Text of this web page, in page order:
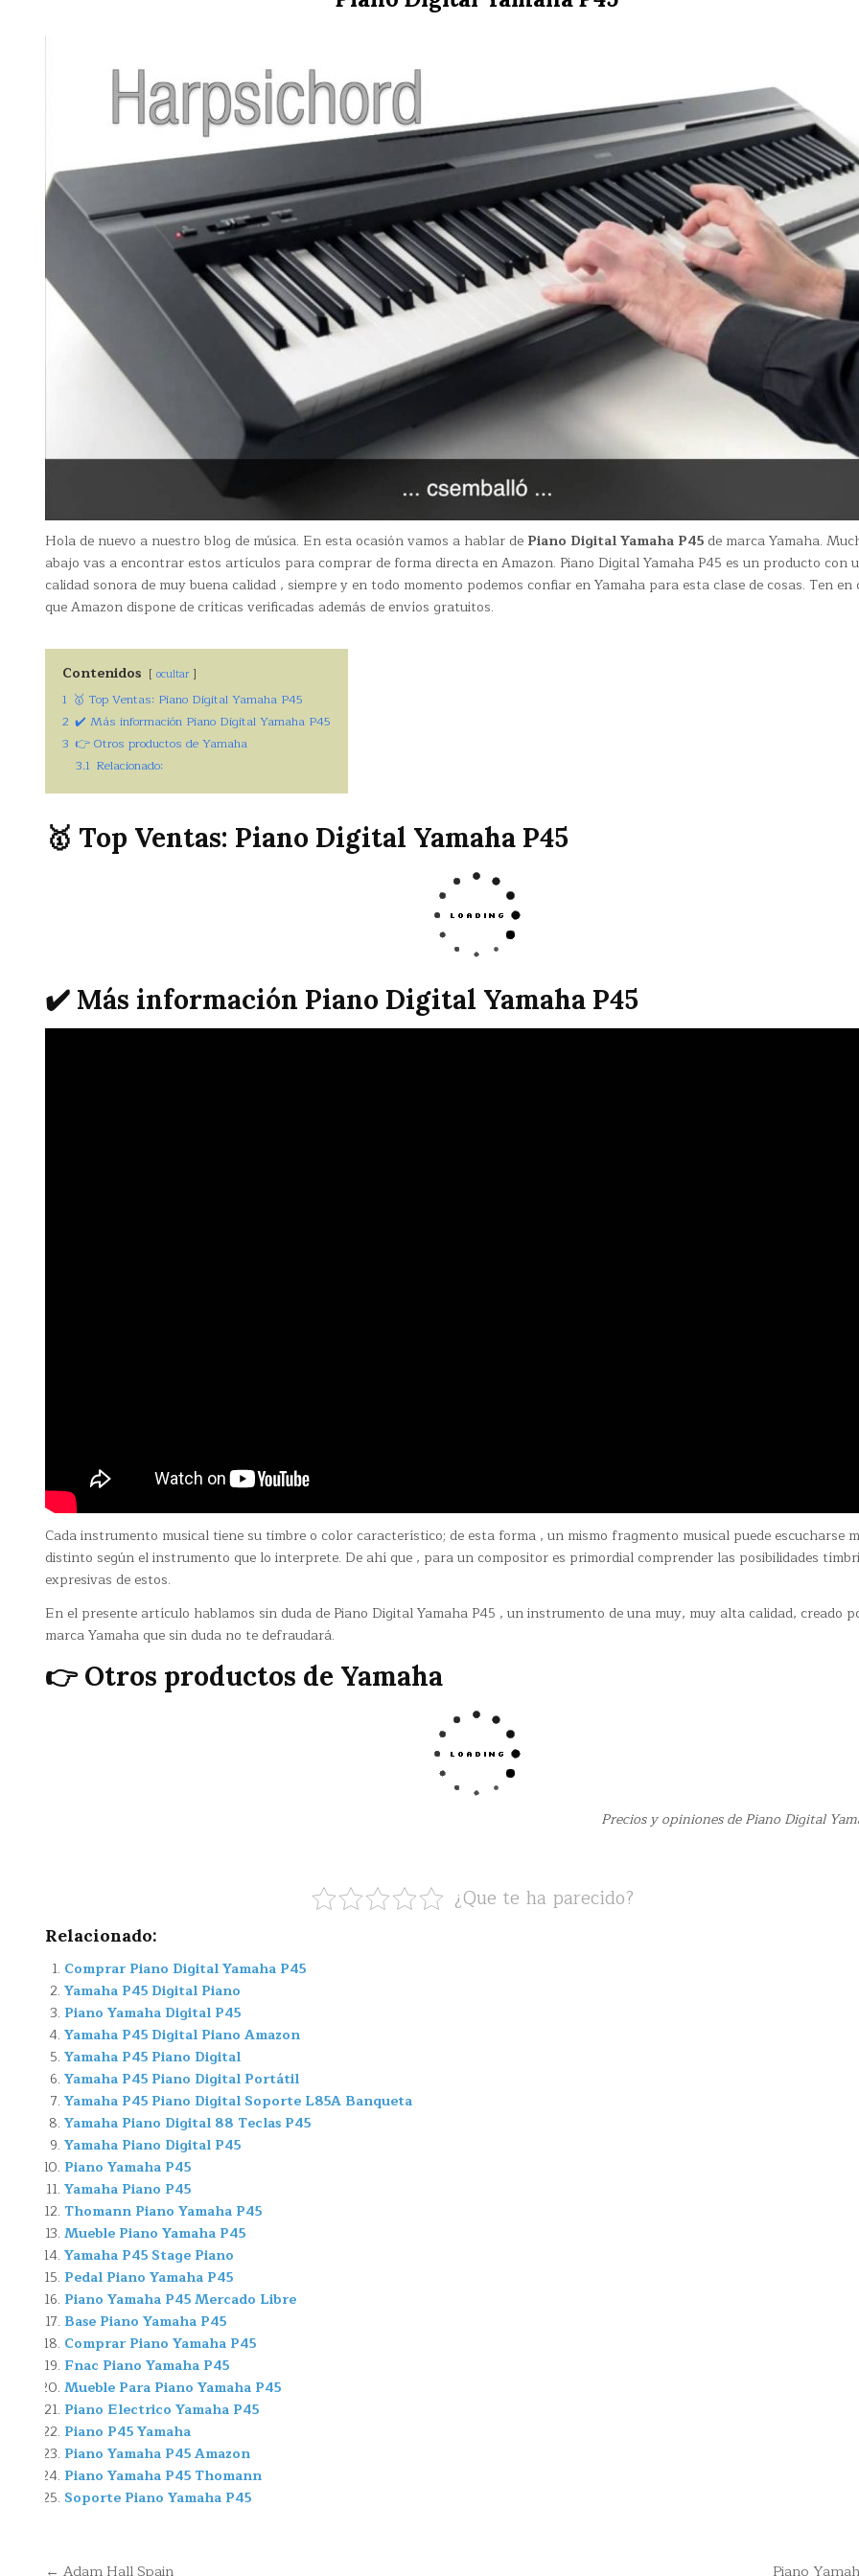
Hola de nuevo a nuestro blog de música. En esta ocasión vamos a hablar de Piano Digital Yamaha P45 de marca Yamaha.
abajo vas a encontrar estos artículos para comprar de forma directa en Amazon. Piano Digital Yamaha P45 es un producto con
calidad sonora de muy buena calidad , siempre y en todo momento podemos confiar en Yamaha para esta clase de cosas. Ten en
que Amazon dispone de críticas verificadas además de envíos gratuitos.
Contenidos ocultar
1 🥇 Top Ventas: Piano Digital Yamaha P45
2 ✔️ Más información Piano Digital Yamaha P45
3 👉 Otros productos de Yamaha
3.1 Relacionado:
🥇 Top Ventas: Piano Digital Yamaha P45
✔️ Más información Piano Digital Yamaha P45
Cada instrumento musical tiene su timbre o color característico; de esta forma , un mismo fragmento musical puede escucharse
distinto según el instrumento que lo interprete. De ahí que , para un compositor es primordial comprender las posibilidades
expresivas de estos.
En el presente artículo hablamos sin duda de Piano Digital Yamaha P45 , un instrumento de una muy, muy alta calidad, creado
marca Yamaha que sin duda no te defraudará.
👉 Otros productos de Yamaha
Precios y opiniones de Piano Digital
¿Que te ha parecido?
Relacionado:
Comprar Piano Digital Yamaha P45
Yamaha P45 Digital Piano
Piano Yamaha Digital P45
Yamaha P45 Digital Piano Amazon
Yamaha P45 Piano Digital
Yamaha P45 Piano Digital Portátil
Yamaha P45 Piano Digital Soporte L85A Banqueta
Yamaha Piano Digital 88 Teclas P45
Yamaha Piano Digital P45
Piano Yamaha P45
Yamaha Piano P45
Thomann Piano Yamaha P45
Mueble Piano Yamaha P45
Yamaha P45 Stage Piano
Pedal Piano Yamaha P45
Piano Yamaha P45 Mercado Libre
Base Piano Yamaha P45
Comprar Piano Yamaha P45
Fnac Piano Yamaha P45
Mueble Para Piano Yamaha P45
Piano Electrico Yamaha P45
Piano P45 Yamaha
Piano Yamaha P45 Amazon
Piano Yamaha P45 Thomann
Soporte Piano Yamaha P45
Piano
← Adam Hall Spain